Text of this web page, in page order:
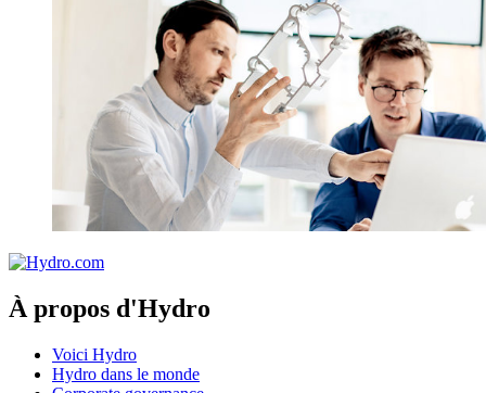
À propos d'Hydro
Voici Hydro
Hydro dans le monde